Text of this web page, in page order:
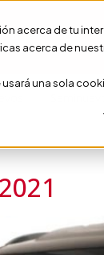
acerca de tu
acerca de
una sola
Agendar Cita